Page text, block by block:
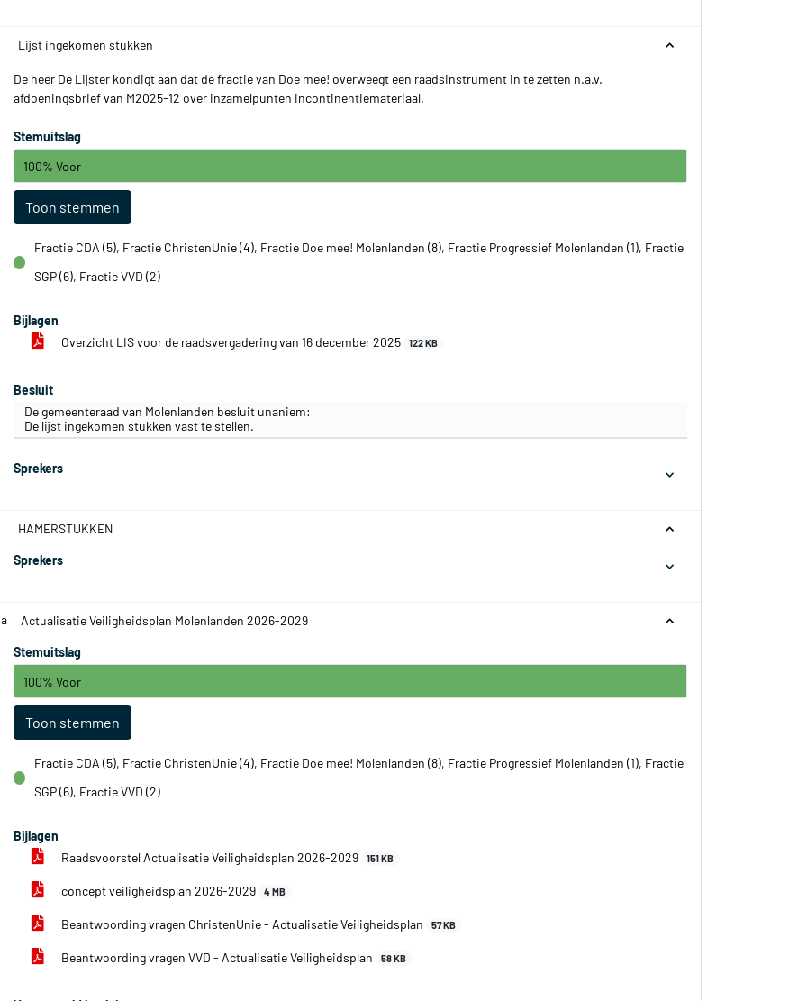
Lijst ingekomen stukken
De heer De Lijster kondigt aan dat de fractie van Doe mee! overweegt een raadsinstrument in te zetten n.a.v.
afdoeningsbrief van M2025-12 over inzamelpunten incontinentiemateriaal.
Stemuitslag
100% Voor
Toon stemmen
voor
Fractie CDA (5), Fractie ChristenUnie (4), Fractie Doe mee! Molenlanden (8), Fractie Progressief Molenlanden (1), Fractie
SGP (6), Fractie VVD (2)
Bijlagen
Overzicht LIS voor de raadsvergadering van 16 december 2025
122 KB
Besluit
De gemeenteraad van Molenlanden besluit unaniem:
De lijst ingekomen stukken vast te stellen.
Sprekers
HAMERSTUKKEN
Sprekers
Actualisatie Veiligheidsplan Molenlanden 2026-2029
Stemuitslag
100% Voor
Toon stemmen
voor
Fractie CDA (5), Fractie ChristenUnie (4), Fractie Doe mee! Molenlanden (8), Fractie Progressief Molenlanden (1), Fractie
SGP (6), Fractie VVD (2)
Bijlagen
Raadsvoorstel Actualisatie Veiligheidsplan 2026-2029
151 KB
concept veiligheidsplan 2026-2029 4 MB
Beantwoording vragen ChristenUnie - Actualisatie Veiligheidsplan 57 KB
Beantwoording vragen VVD - Actualisatie Veiligheidsplan 58 KB